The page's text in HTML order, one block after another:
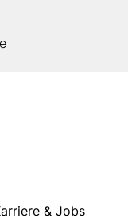
& Jobs